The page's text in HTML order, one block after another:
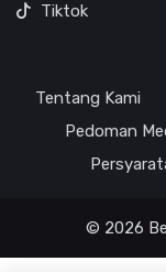
Tiktok
Tentang Kami
Pedoman
© 2026